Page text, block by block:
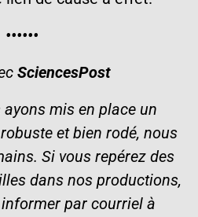
••••••
SciencesPost
mis en place un
et bien rodé, nous
Si vous repérez des
dans nos productions,
par courriel à